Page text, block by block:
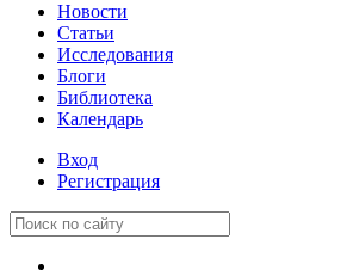
Новости
Статьи
Исследования
Блоги
Библиотека
Календарь
Вход
Регистрация